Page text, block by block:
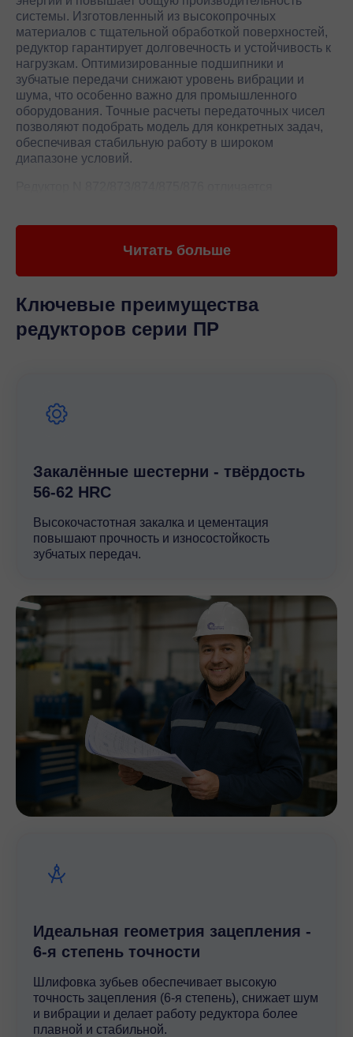
системы. Изготовленный из высокопрочных
материалов с тщательной обработкой поверхностей,
редуктор гарантирует долговечность и устойчивость к
нагрузкам. Оптимизированные подшипники и
зубчатые передачи снижают уровень вибрации и
шума, что особенно важно для промышленного
оборудования. Точные расчеты передаточных чисел
позволяют подобрать модель для конкретных задач,
обеспечивая стабильную работу в широком
диапазоне условий.
международным стандартам качества, а простота
обеспечивают экономию энергоресурсов, что
особенно актуально для энергоемких производств.
Производитель Yilmaz гарантирует точность
Читать больше
Ключевые преимущества
редукторов серии ПР
Закалённые шестерни - твёрдость
56-62 HRC
Высокочастотная закалка и цементация
повышают прочность и износостойкость
зубчатых передач.
Идеальная геометрия зацепления -
6-я степень точности
Шлифовка зубьев обеспечивает высокую
точность зацепления (6-я степень), снижает шум
и вибрации и делает работу редуктора более
плавной и стабильной.